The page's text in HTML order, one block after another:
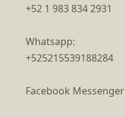
+52 1 983 834 2931
Whatsapp:
+525215539188284
Facebook Messenger